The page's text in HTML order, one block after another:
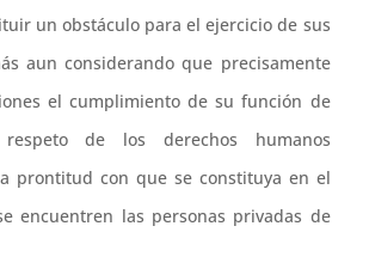
un obstáculo para el ejercicio de sus
aun considerando que precisamente
el cumplimiento de su función de
de los derechos humanos
prontitud con que se constituya en el
encuentren las personas privadas de